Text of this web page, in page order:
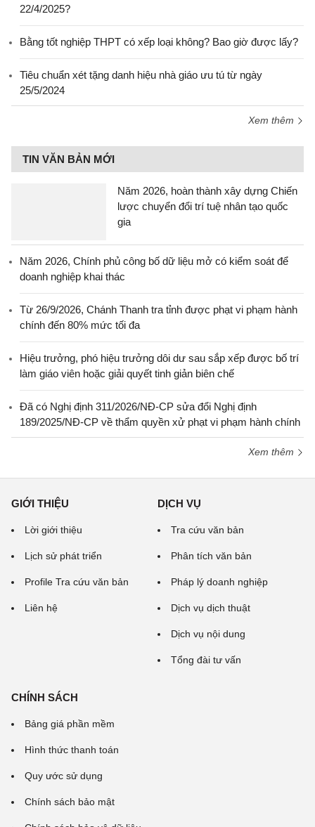
22/4/2025?
Bằng tốt nghiệp THPT có xếp loại không? Bao giờ được lấy?
Tiêu chuẩn xét tặng danh hiệu nhà giáo ưu tú từ ngày
25/5/2024
Xem thêm
TIN VĂN BẢN MỚI
Năm 2026, hoàn thành xây dựng Chiến
lược chuyển đổi trí tuệ nhân tạo quốc
gia
Năm 2026, Chính phủ công bố dữ liệu mở có kiểm soát để
doanh nghiệp khai thác
Từ 26/9/2026, Chánh Thanh tra tỉnh được phạt vi phạm hành
chính đến 80% mức tối đa
Hiệu trưởng, phó hiệu trưởng dôi dư sau sắp xếp được bố trí
làm giáo viên hoặc giải quyết tinh giản biên chế
Đã có Nghị định 311/2026/NĐ-CP sửa đổi Nghị định
189/2025/NĐ-CP về thẩm quyền xử phạt vi phạm hành chính
Xem thêm
GIỚI THIỆU
Lời giới thiệu
Lịch sử phát triển
Profile Tra cứu văn bản
Liên hệ
DỊCH VỤ
Tra cứu văn bản
Phân tích văn bản
Pháp lý doanh nghiệp
Dịch vụ dịch thuật
Dịch vụ nội dung
Tổng đài tư vấn
CHÍNH SÁCH
Bảng giá phần mềm
Hình thức thanh toán
Quy ước sử dụng
Chính sách bảo mật